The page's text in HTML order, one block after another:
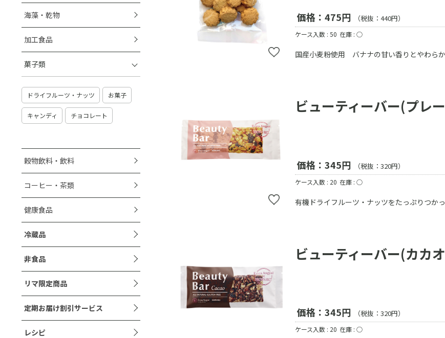
海藻・乾物
加工食品
菓子類
ドライフルーツ・ナッツ お菓子
キャンディ チョコレート
穀物飲料・飲料
コーヒー・茶類
健康食品
冷蔵品
非食品
リマ限定商品
定期お届け割引サービス
レシピ
価格：475円 （税抜：440円）
ケース入数 : 50 在庫 : ○
国産小麦粉使用 バナナの甘い香りとやわら
ビューティーバー(プレ
価格：345円 （税抜：320円）
ケース入数 : 20 在庫 : ○
有機ドライフルーツ・ナッツをたっぷりつ
ビューティーバー(カカ
価格：345円 （税抜：320円）
ケース入数 : 20 在庫 : ○